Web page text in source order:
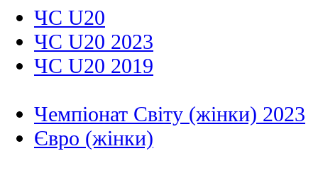
ЧС U20
ЧС U20 2023
ЧС U20 2019
Чемпіонат Світу (жінки) 2023
Євро (жінки)